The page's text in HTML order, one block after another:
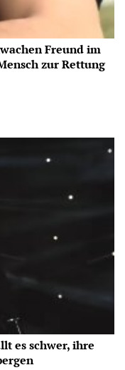
Freund im
zur Rettung
es schwer, ihre